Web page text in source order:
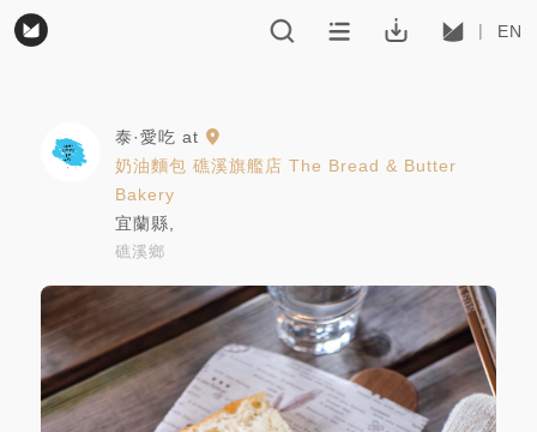
EN
泰·愛吃 at
奶油麵包 礁溪旗艦店 The Bread & Butter
Bakery
宜蘭縣
礁溪鄉